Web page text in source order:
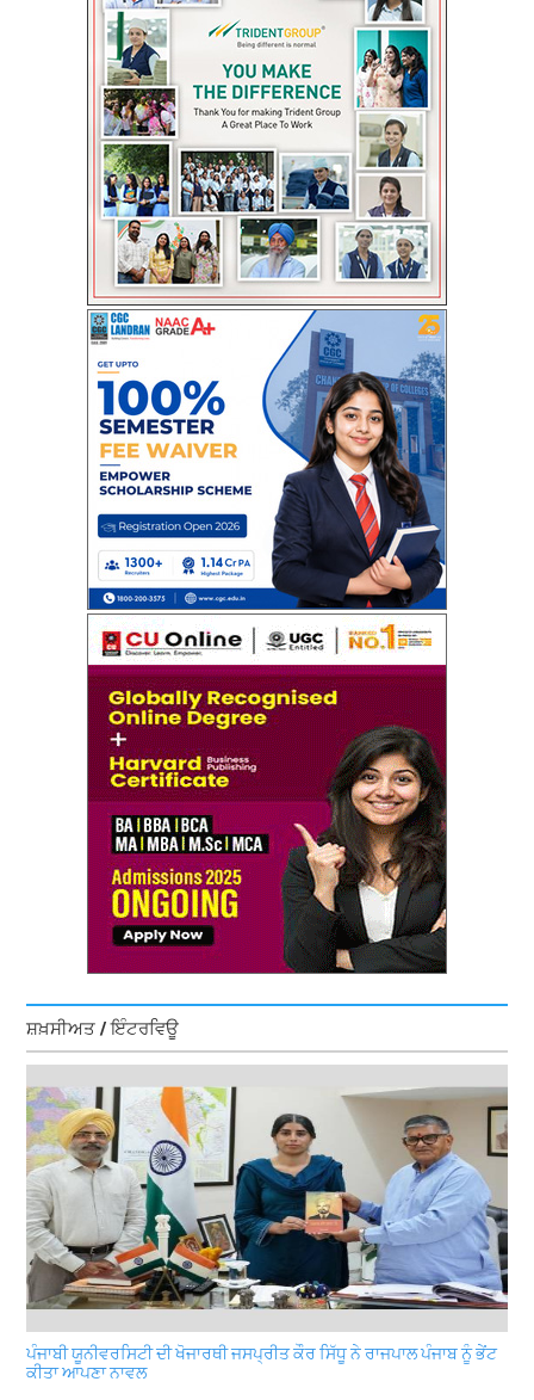
ਸ਼ਖ਼ਸੀਅਤ / ਇੰਟਰਵਿਊ
ਪੰਜਾਬੀ ਯੂਨੀਵਰਸਿਟੀ ਦੀ ਖੋਜਾਰਥੀ ਜਸਪ੍ਰੀਤ ਕੌਰ ਸਿੱਧੂ ਨੇ ਰਾਜਪਾਲ ਪੰਜਾਬ ਨੂੰ ਭੇਂਟ
ਕੀਤਾ ਆਪਣਾ ਨਾਵਲ